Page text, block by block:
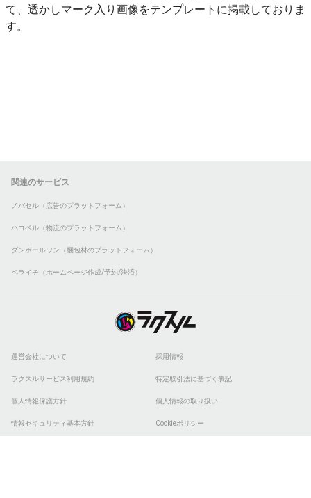
て、透かしマーク入り画像をテンプレートに掲載しておりま
す。
関連のサービス
ノバセル（広告のプラットフォーム）
ハコベル（物流のプラットフォーム）
ダンボールワン（梱包材のプラットフォーム）
ペライチ（ホームページ作成/予約/決済）
運営会社について 採用情報
ラクスルサービス利用規約 特定取引法に基づく表記
個人情報保護方針 個人情報の取り扱い
情報セキュリティ基本方針 Cookieポリシー